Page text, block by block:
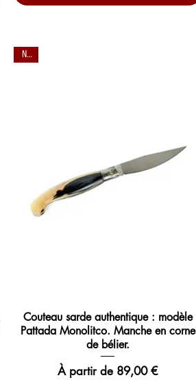
New
Couteau sarde authentique : modèle
Pattada Monolitco. Manche en corne
de bélier.
À partir de 89,00 €
Prix promotionnel